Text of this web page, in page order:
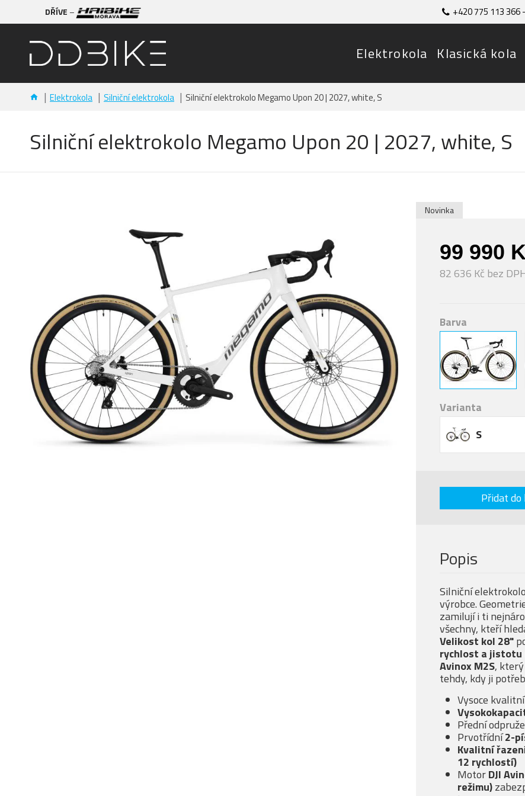
DŘÍVE – +420 775 113 366
Elektrokola Klasická kola
Elektrokola Silniční elektrokola Silniční elektrokolo Megamo Upon 20 | 2027, white, S
Silniční elektrokolo Megamo Upon 20 | 2027, white, S
Novinka
99 990
82 636 Kč bez
Barva
Varianta
S
Přidat do
Popis
Silniční elektrokolo
výrobce.
zamilují i ti
všechny, kteří
Velikost kol 28"
rychlost a jistotu
Avinox M2S,
tehdy, kdy ji
Vysoce kvalitní
Přední
Prvotřídní2-
Kvalitní
12 rychlostí)
MotorDJI
režimu)